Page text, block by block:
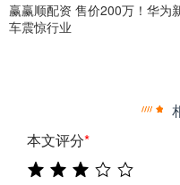
赢赢顺配资 售价200万！华为
车震惊行业
本文评分*